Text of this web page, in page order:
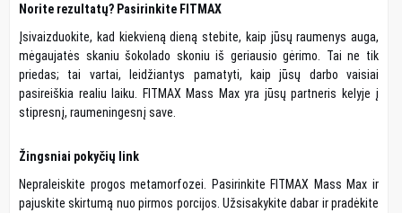
Norite rezultatų? Pasirinkite FITMAX
Įsivaizduokite, kad kiekvieną dieną stebite, kaip jūsų raumenys auga,
mėgaujatės skaniu šokolado skoniu iš geriausio gėrimo. Tai ne tik
priedas; tai vartai, leidžiantys pamatyti, kaip jūsų darbo vaisiai
pasireiškia realiu laiku. FITMAX Mass Max yra jūsų partneris kelyje į
stipresnį, raumeningesnį save.
Žingsniai pokyčių link
Nepraleiskite progos metamorfozei. Pasirinkite FITMAX Mass Max ir
pajuskite skirtumą nuo pirmos porcijos. Užsisakykite dabar ir pradėkite